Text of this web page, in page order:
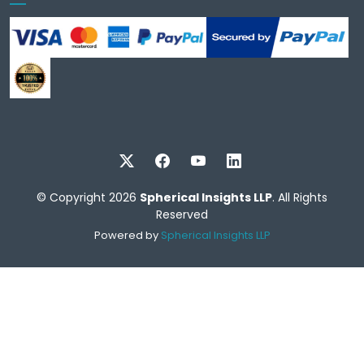
© Copyright 2026 Spherical Insights LLP. All Rights
Reserved
Powered by Spherical Insights LLP